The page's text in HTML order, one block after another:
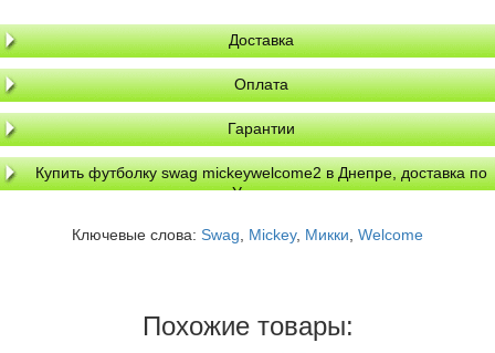
Доставка
Оплата
Гарантии
Купить футболку swag mickeywelcome2 в Днепре, доставка по
Украине
Ключевые слова: Swag Mickey, Микки Welcome
Похожие товары: